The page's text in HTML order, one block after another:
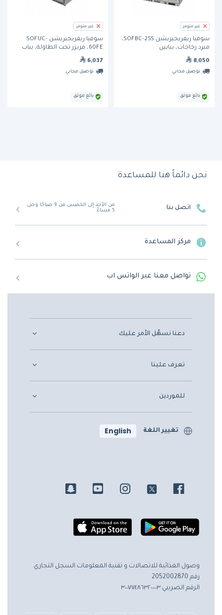
غير متوفر
سوفيا ريفريجيريشن SOFBC-2SS،
مبرد زجاجات، ببابين
8,050
توصيل مجاني
بائع موثق
غير متوفر
سوفيا ريفريجيريشن SOFUC-
60FE، فريزر تحت الطاولة، بباب
6,037
توصيل مجاني
بائع موثق
نحن دائماً هنا للمساعدة
اتصل بنا
من الأحد إلى الخميس من 9 صباحًا وحتى
5 مساءً
مركز المساعدة
تواصل معنا عبر الواتس اب
دعنا نسهّل الأمر عليك
تعرف علينا
للموردين
تغيير اللغة English
وصول الغذائية للاتصالات و تقنية المعلومات السجل التجاري
رقم 2052002870
الرقم الضريبي ٣٠٠٧٧٤٨٦٣٢٠٠٠٠٣